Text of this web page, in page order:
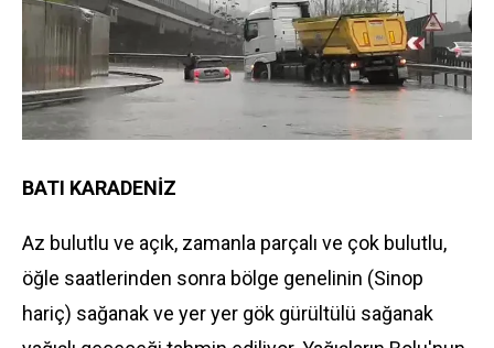
BATI KARADENİZ
Az bulutlu ve açık, zamanla parçalı ve çok bulutlu,
öğle saatlerinden sonra bölge genelinin (Sinop
hariç) sağanak ve yer yer gök gürültülü sağanak